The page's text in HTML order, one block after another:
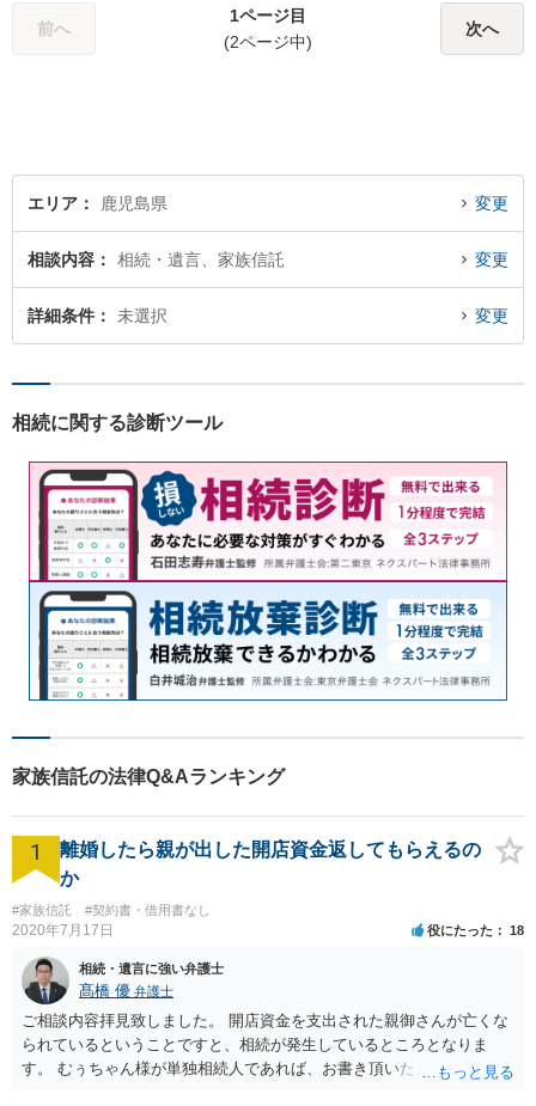
ルでありたいと思っていま
前へ
1ページ目
(2ページ中)
次へ
エリア 鹿児島県 変更
相談内容 相続・遺言、家族信託 変更
詳細条件 未選択 変更
相続に関する診断ツール
家族信託の法律Q&Aランキング
1
離婚したら親が出した開店資金返してもらえるの
か
#家族信託 #契約書・借用書なし
2020年7月17日 役にたった 18
相続・遺言に強い弁護士
髙橋 優 弁護士
ご相談内容拝見致しました。 開店資金を支出された親御さんが亡くな
られているということですと、相続が発生しているところとなりま
す。 むぅちゃん様が単独相続人であれば、お書き頂いたような方法で